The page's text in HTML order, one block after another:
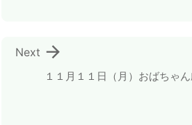
１１月１１日（月）おばちゃ

Next